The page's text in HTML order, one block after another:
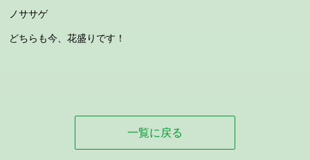
ノササゲ
どちらも今、花盛りです！
一覧に戻る